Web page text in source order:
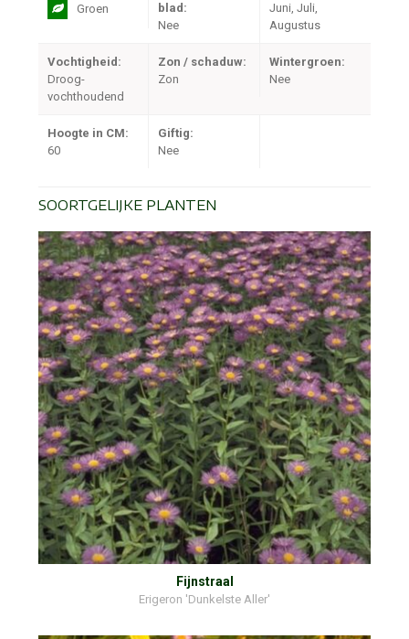
Groen
blad:
Nee
Juni, Juli,
Augustus
Vochtigheid:
Droog-
vochthoudend
Zon / schaduw:
Zon
Wintergroen:
Nee
Hoogte in CM:
60
Giftig:
Nee
SOORTGELIJKE PLANTEN
Fijnstraal
Erigeron 'Dunkelste Aller'